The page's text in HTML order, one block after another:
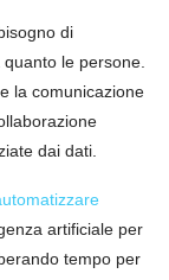
di
le persone.
e la comunicazione
dai dati.
artificiale per
tempo per